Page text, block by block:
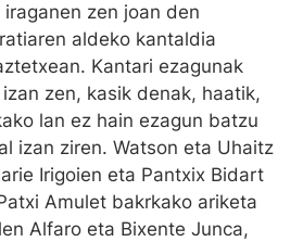
zen joan den
aldeko kantaldia
Kantari ezagunak
zen, kasik denak, haatik,
lan ez hain ezagun batzu
izan ziren. Watson eta Uhaitz
Irigoien eta Pantxix Bidart
Amulet bakrkako ariketa
Alfaro eta Bixente Junca,